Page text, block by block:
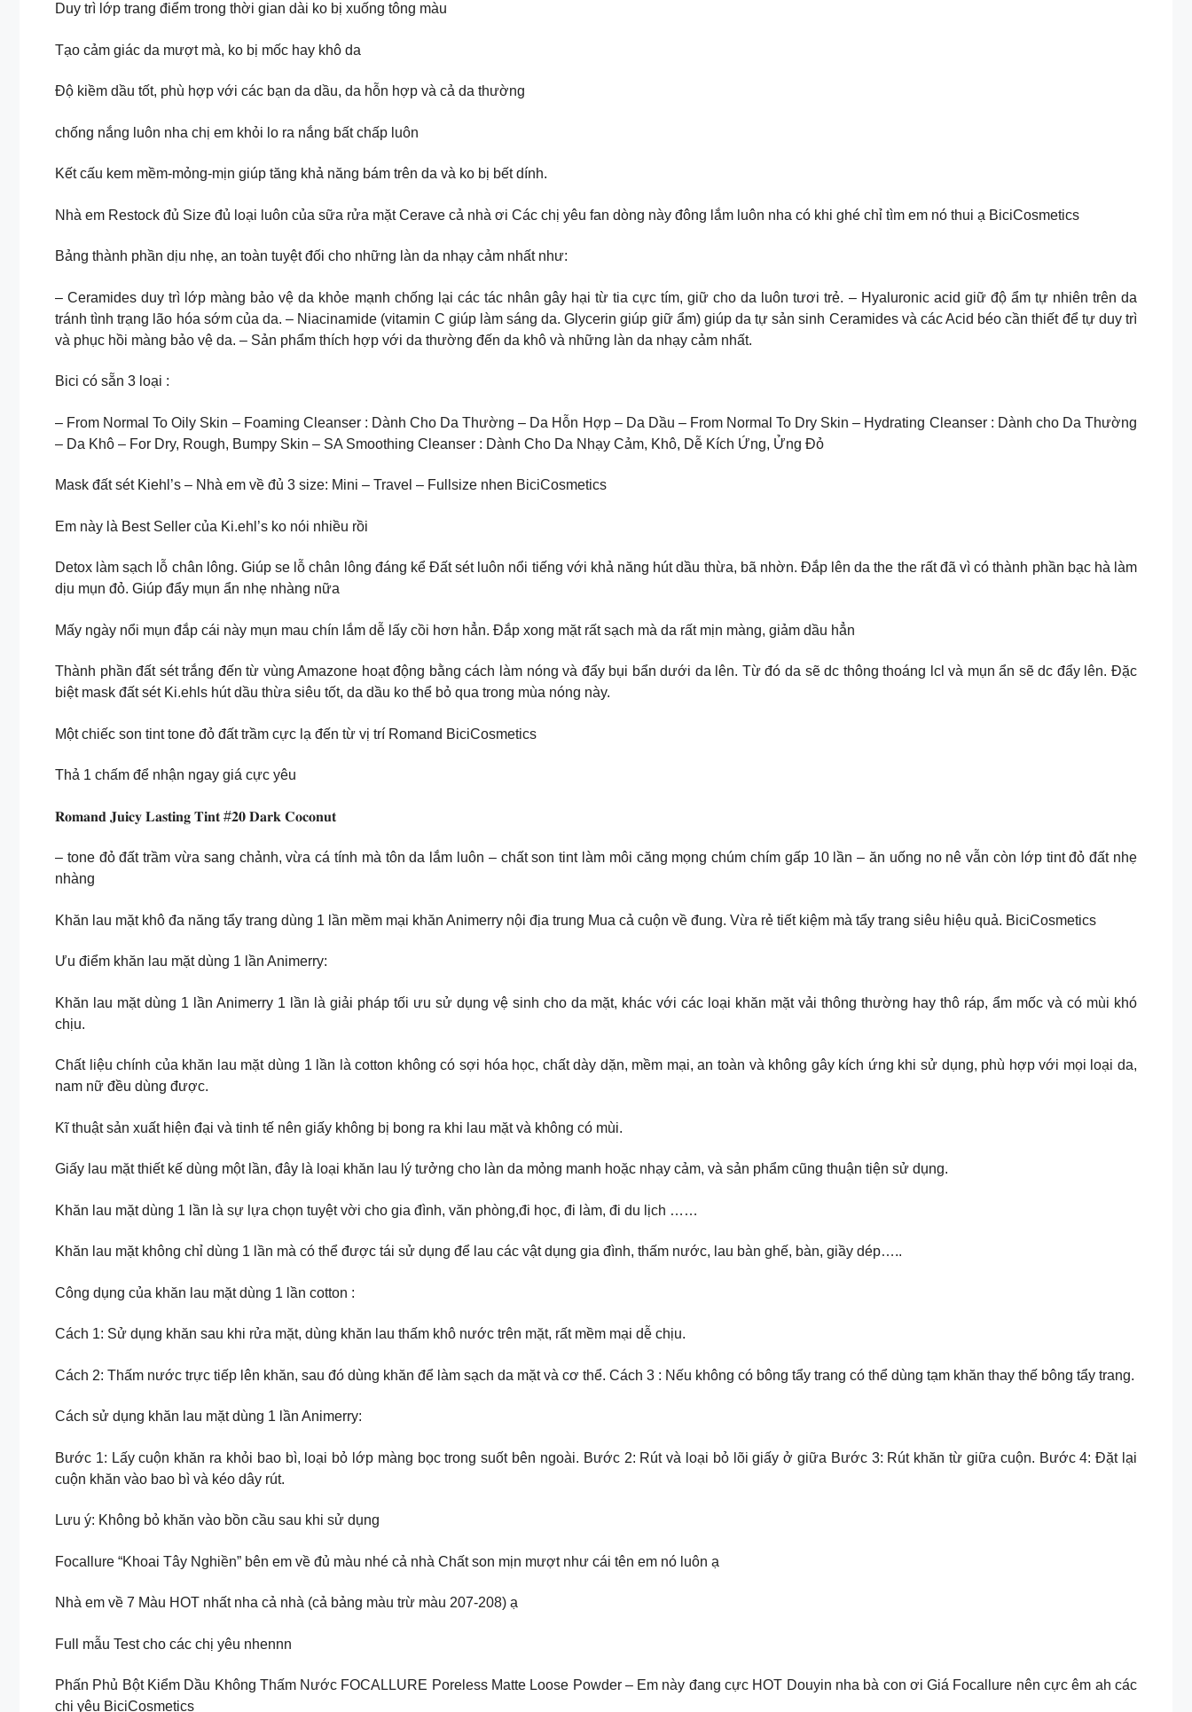
Duy trì lớp trang điểm trong thời gian dài ko bị xuống tông màu
Tạo cảm giác da mượt mà, ko bị mốc hay khô da
Độ kiềm dầu tốt, phù hợp với các bạn da dầu, da hỗn hợp và cả da thường
chống nắng luôn nha chị em khỏi lo ra nắng bất chấp luôn
Kết cấu kem mềm-mỏng-mịn giúp tăng khả năng bám trên da và ko bị bết dính.
Nhà em Restock đủ Size đủ loại luôn của sữa rửa mặt Cerave cả nhà ơi Các chị yêu fan dòng này đông lắm luôn nha có khi ghé chỉ tìm em nó thui ạ BiciCosmetics
Bảng thành phần dịu nhẹ, an toàn tuyệt đối cho những làn da nhạy cảm nhất như:
– Ceramides duy trì lớp màng bảo vệ da khỏe mạnh chống lại các tác nhân gây hại từ tia cực tím, giữ cho da luôn tươi trẻ. – Hyaluronic acid giữ độ ẩm tự nhiên trên da
tránh tình trạng lão hóa sớm của da. – Niacinamide (vitamin C giúp làm sáng da. Glycerin giúp giữ ẩm) giúp da tự sản sinh Ceramides và các Acid béo cần thiết để tự duy trì
và phục hồi màng bảo vệ da. – Sản phẩm thích hợp với da thường đến da khô và những làn da nhạy cảm nhất.
Bici có sẵn 3 loại :
– From Normal To Oily Skin – Foaming Cleanser : Dành Cho Da Thường – Da Hỗn Hợp – Da Dầu – From Normal To Dry Skin – Hydrating Cleanser : Dành cho Da Thường
– Da Khô – For Dry, Rough, Bumpy Skin – SA Smoothing Cleanser : Dành Cho Da Nhạy Cảm, Khô, Dễ Kích Ứng, Ửng Đỏ
Mask đất sét Kiehl’s – Nhà em về đủ 3 size: Mini – Travel – Fullsize nhen BiciCosmetics
Em này là Best Seller của Ki.ehl’s ko nói nhiều rồi
Detox làm sạch lỗ chân lông. Giúp se lỗ chân lông đáng kể Đất sét luôn nổi tiếng với khả năng hút dầu thừa, bã nhờn. Đắp lên da the the rất đã vì có thành phần bạc hà làm
dịu mụn đỏ. Giúp đẩy mụn ẩn nhẹ nhàng nữa
Mấy ngày nổi mụn đắp cái này mụn mau chín lắm dễ lấy cồi hơn hẳn. Đắp xong mặt rất sạch mà da rất mịn màng, giảm dầu hẳn
Thành phần đất sét trắng đến từ vùng Amazone hoạt động bằng cách làm nóng và đẩy bụi bẩn dưới da lên. Từ đó da sẽ dc thông thoáng lcl và mụn ẩn sẽ dc đẩy lên. Đặc
biệt mask đất sét Ki.ehls hút dầu thừa siêu tốt, da dầu ko thể bỏ qua trong mùa nóng này.
Một chiếc son tint tone đỏ đất trầm cực lạ đến từ vị trí Romand BiciCosmetics
Thả 1 chấm để nhận ngay giá cực yêu
𝐑𝐨𝐦𝐚𝐧𝐝 𝐉𝐮𝐢𝐜𝐲 𝐋𝐚𝐬𝐭𝐢𝐧𝐠 𝐓𝐢𝐧𝐭 #𝟐𝟎 𝐃𝐚𝐫𝐤 𝐂𝐨𝐜𝐨𝐧𝐮𝐭
– tone đỏ đất trầm vừa sang chảnh, vừa cá tính mà tôn da lắm luôn – chất son tint làm môi căng mọng chúm chím gấp 10 lần – ăn uống no nê vẫn còn lớp tint đỏ đất nhẹ
nhàng
Khăn lau mặt khô đa năng tẩy trang dùng 1 lần mềm mại khăn Animerry nội địa trung Mua cả cuộn về đung. Vừa rẻ tiết kiệm mà tẩy trang siêu hiệu quả. BiciCosmetics
Ưu điểm khăn lau mặt dùng 1 lần Animerry:
Khăn lau mặt dùng 1 lần Animerry 1 lần là giải pháp tối ưu sử dụng vệ sinh cho da mặt, khác với các loại khăn mặt vải thông thường hay thô ráp, ẩm mốc và có mùi khó
chịu.
Chất liệu chính của khăn lau mặt dùng 1 lần là cotton không có sợi hóa học, chất dày dặn, mềm mại, an toàn và không gây kích ứng khi sử dụng, phù hợp với mọi loại da,
nam nữ đều dùng được.
Kĩ thuật sản xuất hiện đại và tinh tế nên giấy không bị bong ra khi lau mặt và không có mùi.
Giấy lau mặt thiết kế dùng một lần, đây là loại khăn lau lý tưởng cho làn da mỏng manh hoặc nhạy cảm, và sản phẩm cũng thuận tiện sử dụng.
Khăn lau mặt dùng 1 lần là sự lựa chọn tuyệt vời cho gia đình, văn phòng,đi học, đi làm, đi du lịch ……
Khăn lau mặt không chỉ dùng 1 lần mà có thể được tái sử dụng để lau các vật dụng gia đình, thấm nước, lau bàn ghế, bàn, giầy dép…..
Công dụng của khăn lau mặt dùng 1 lần cotton :
Cách 1: Sử dụng khăn sau khi rửa mặt, dùng khăn lau thấm khô nước trên mặt, rất mềm mại dễ chịu.
Cách 2: Thấm nước trực tiếp lên khăn, sau đó dùng khăn để làm sạch da mặt và cơ thể. Cách 3 : Nếu không có bông tẩy trang có thể dùng tạm khăn thay thế bông tẩy trang.
Cách sử dụng khăn lau mặt dùng 1 lần Animerry:
Bước 1: Lấy cuộn khăn ra khỏi bao bì, loại bỏ lớp màng bọc trong suốt bên ngoài. Bước 2: Rút và loại bỏ lõi giấy ở giữa Bước 3: Rút khăn từ giữa cuộn. Bước 4: Đặt lại
cuộn khăn vào bao bì và kéo dây rút.
Lưu ý: Không bỏ khăn vào bồn cầu sau khi sử dụng
Focallure “Khoai Tây Nghiền” bên em về đủ màu nhé cả nhà Chất son mịn mượt như cái tên em nó luôn ạ
Nhà em về 7 Màu HOT nhất nha cả nhà (cả bảng màu trừ màu 207-208) ạ
Full mẫu Test cho các chị yêu nhennn
Phấn Phủ Bột Kiểm Dầu Không Thấm Nước FOCALLURE Poreless Matte Loose Powder – Em này đang cực HOT Douyin nha bà con ơi Giá Focallure nên cực êm ah các
chị yêu BiciCosmetics